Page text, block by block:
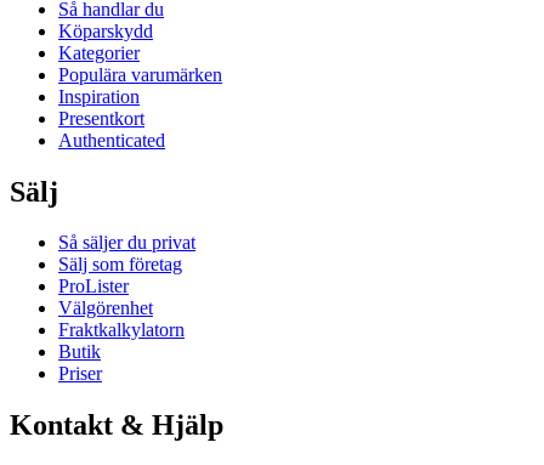
Så handlar du
Köparskydd
Kategorier
Populära varumärken
Inspiration
Presentkort
Authenticated
Sälj
Så säljer du privat
Sälj som företag
ProLister
Välgörenhet
Fraktkalkylatorn
Butik
Priser
Kontakt & Hjälp